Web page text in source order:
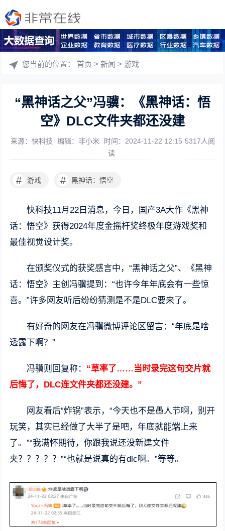
您当前的位置：首页 >新闻 > 游戏
“黑神话之父”冯骥：《黑神话：悟
空》DLC文件夹都还没建
来源：快科技 编辑：非小米 时间：2024-11-22 12:15 5317人阅
读
# 游戏 # 黑神话：悟空
快科技11月22日消息，今日，国产3A大作《黑神
话：悟空》获得2024年度金摇杆奖终极年度游戏奖和
最佳视觉设计奖。
在颁奖仪式的获奖感言中，“黑神话之父”、《黑神
话：悟空》主创冯骥提到：“也许今年年底会有一些惊
喜。”许多网友听后纷纷猜测是不是DLC要来了。
有好奇的网友在冯骥微博评论区留言：“年底是啥
透露下啊？”
冯骥则回复称： “草率了……当时录完这句交片就
后悔了，DLC连文件夹都还没建。”
网友看后“炸锅”表示，“今天也不是愚人节啊，别开
玩笑，其实已经做了大半了是吧，年底就能端上来
了。”“我满怀期待，你跟我说还没新建文件
夹？？？？？”“也就是说真的有dlc啊。”等等。